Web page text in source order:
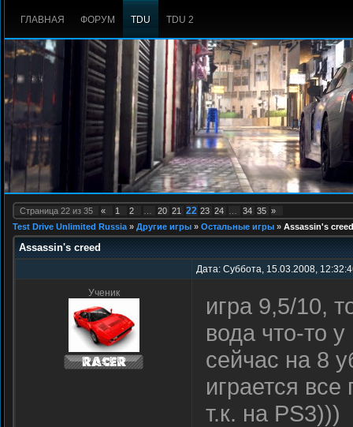
ГЛАВНАЯ ФОРУМ TDU TDU 2
Страница 22 из 35 « 1 2 20 21 22 23 24 34 35 »
Test Drive Unlimited Russia » Другие игры » Остальные игры » Assassin's creed
Assassin's creed
Дата: Суббота, 15.03.2008,
Ученик
игра 9,5/10,
вода что-то
сейчас на 8
играется
т.к. на PS3)))